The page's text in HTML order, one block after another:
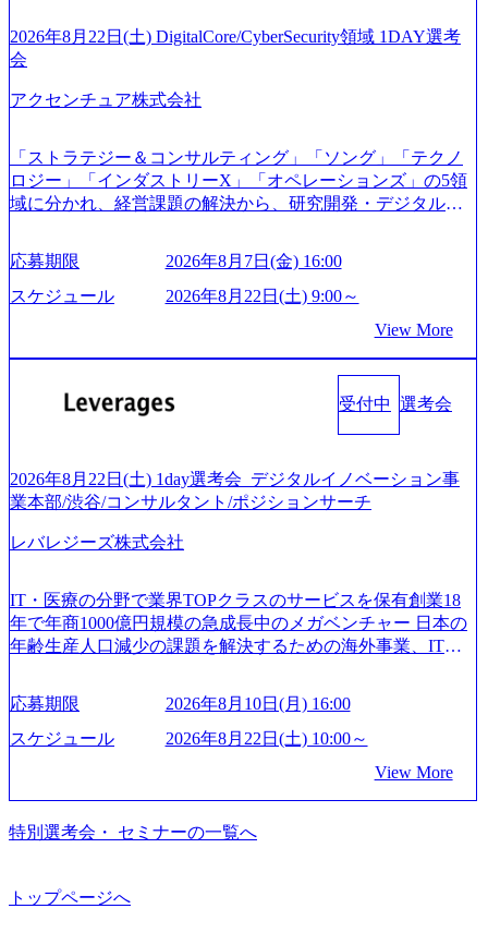
たします。 (1)既存または新規大手事業会社から依頼された
「経営戦略」等のコンサルティング支援を行います。クラ
イアントは各業界上位5社をターゲットとし、特にCXOクラ
スから「新規事業戦略」「既存事業のトランスフォーメー
略」案件をメインとしたコンサルティングを行います ＜プ
ロジェクト一部抜粋＞ ・海外事業(新規・既存)事業のビジ
ネスモデル検討支援 ・金融領域におけるAIを活用した事業
ィ領域における地域活性アプリ企画支援及び実行支援 ・ロ
業支援 ※その他新規事業や既存デジタルトランスフォーメ
ーションの案件が多数 ● コンサルタント プロジェクトにお
は、仮説検証からクライアント向け資料のドラフト作成、
プロジェクトにおける課題/リスク管理などを担当。 ● シニ
アコンサルタント プロジェクトメンバーとしてプロジェク
トの一領域を担う。主な作業としては、As-Is分析、仮説構
ィスカッションペ ーパーの作成などを担当。 ● 裁量権 弊社
は2019年11月に設立され、成長期といわれるフェーズにあ
ります。 事業・組織を拡大していく時期のため、メンバー
や組織がスケールしていく過程を体感できます。 また、希
参加できる環境です。 自ら案件を取り、プロジェクト体制
を作っていくことも可能です。 ● 事業会社機能にも携われ
る 弊社にはコンサルティング事業以外にもSaaSプロダク
ることも可能です。コンサルタントとしての経験を活かし
ながら自らプロダクト開発や自社の業務改善ができます。
(希望者のみとなります) ● BIG4・アクセンチュアをはじめ
います ● 平均年齢は35歳で、幅広い年齢の方が活躍してい
ます ● インダストリー・ソリューションで区切られていな
い組織です(ワンプール制) ● 海外事業拠点をシンガポールに
ン八重洲 八重洲セントラルタワー8階 受動喫煙対策 : 執務室
ご応募者様については、1dayではなく通常選考でのご案内
とさせていただきます ● 面接(1次・最終を一度の面接で実
てご連絡させていただきます。 ● 一日で最終面接まで完了
日面接や面談のお時間をいただく場合がございます ● 面
接、条件面談それぞれ最大1時間を想定しております ・実施
前日までに日程およびURLを共有させていただきます ・面
接および条件面談ともに、どの時間開始となってもご対応
と幸いです ※1day選考会のご参加希望の方は、事前にGAB
試験を受検いただきます(受験期限は1day選考会実施日の3日
前まで)。 ※ただし、30代以上のコンサルファーム経験3年
以上の方はGAB受検免除、書類選考のみ。 書類選考通過後
に、GAB試験に合格している方へ1day選考会当日のご案内
をさせていただきます。 急速なグローバル化により既存事
業では成長戦略を描く事が困難になった大手企業をサポー
す。 (1)既存または新規大手事業会社から依頼された「経営
戦略」等のコンサルティング支援を行います。クライアン
トは各業界上位5社をターゲットとし、特にCXOクラスから
「新規事業戦略」「既存事業のトランスフォーメーショ
案件をメインとしたコンサルティングを行います ＜プロジ
ェクト一部抜粋＞ ・海外事業(新規・既存)事業のビジネス
モデル検討支援 ・金融領域におけるAIを活用した事業戦略
域における地域活性アプリ企画支援及び実行支援 ・ロボテ
援 ※その他新規事業や既存デジタルトランスフォーメーシ
ョンの案件が多数 ● マネージャー プロジェクトの管理者と
ケーション、成果物の品質管理、メンバーの育成などを担
う。プロジェクト全体の品質管理や、会社経営の観点から
2026年8月22日(土) DigitalCore/CyberSecurity領域 1DAY選考
会
アクセンチュア株式会社
「ストラテジー＆コンサルティング」「ソング」「テクノ
ロジー」「インダストリーX」「オペレーションズ」の5領
域に分かれ、経営課題の解決から、研究開発・デジタル・
グ領域からその実行的側面であるITサービスの提供まで一
貫して支援する総合系・IT系ファームである あらゆる産業
において非常に良質な顧客基盤を築いており、Fortune Globa
手掛けたプロジェクトは「ファーストリテイリングにおけ
るグローバル化」「資生堂グループのDX化支援」「ヴィヴ
ンサルティング活動のみならず、2021年にはKDDIと合弁会
社「ARISE analytics」を設立し、人工知能とデータアナリテ
ジタル人材育成の支援も盛んに行う 採用資料 (https://www.ac
centure.com/content/dam/accenture/final/accenture-com/document-
いて (https://www.accenture.com/content/dam/accenture/final/caree
のキャリアブログ (https://www.accenture.com/jp-ja/blogs/japan-
careers-blog) 江川社長が語る「105点経営」 (https://business.ni
kkei.com/atcl/gen/19/00604/021600008/) 規模拡大で成功する理
由【コンサル業界俯瞰マップ】 (https://diamond.jp/articles/-/34
材が集結するワケ (https://markezine.jp/article/detail/45446) エン
ジニアからコンサルタントへ。会社に入って、何が変わっ
た？ (https://www.businessinsider.jp/post-288838) プラダ：ラグ
ジュアリー製品のパーソナライゼーション (https://www.acce
m/jp-ja/case-studies/consulting/taisho-pharmaceutical)（ストラテ
s://www.accenture.com/jp-ja/case-studies/communications-media/so
応募期限
2026年8月7日(金) 16:00
スケジュール
2026年8月22日(土) 9:00～
View More
受付中 選考会
2026年8月22日(土) 1day選考会_デジタルイノベーション事
業本部/渋谷/コンサルタント/ポジションサーチ
レバレジーズ株式会社
IT・医療の分野で業界TOPクラスのサービスを保有創業18
年で年商1000億円規模の急成長中のメガベンチャー 日本の
年齢生産人口減少の課題を解決するための海外事業、IT事
以上の事業を展開する オールインハウスの組織体制をとっ
ており社内で新しい事業開発などの人員調達できる 独立資
本経営をとっており、事業創造の自由度が高い https://storag
s/20240925162633_7242d0de-3e54-4f03-b076-00318d5c0dff_120
0x644.webp レバレジーズ株式会社 会社説明資料 (https://spea
kerdeck.com/leverages/leverages-hui-she-shao-jie-zi-liao-zhong-tu-
cai-yong-xiang-ke) 「働く人」「事業・サービス」「カルチャ
ps://melev.leverages.jp/) レバレジーズグローバル、大分県より
「外国人留学生等受入環境整備事業委託業務」を受託 (http
応募期限
2026年8月10日(月) 16:00
スケジュール
2026年8月22日(土) 10:00～
View More
特別選考会・ セミナーの一覧へ
トップページへ